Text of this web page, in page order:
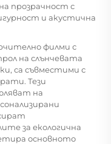
прозрачност с
и акустична
филми с
на слънчевата
са съвместими с
Тези
на
за екологична
основното